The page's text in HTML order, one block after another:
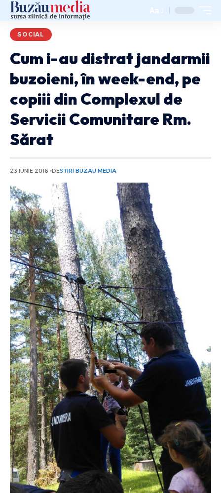
Aa
SOCIAL
Cum i-au distrat jandarmii
buzoieni, în week-end, pe
copiii din Complexul de
Servicii Comunitare Rm.
Sărat
23 IUNIE 2016 DESTIRI BUZAU MEDIA